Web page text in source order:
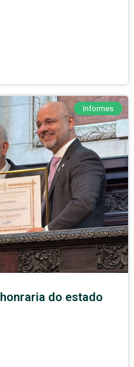
Informes
do estado